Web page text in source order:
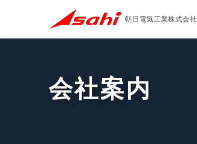
朝日電気工業株式会社
会社案内